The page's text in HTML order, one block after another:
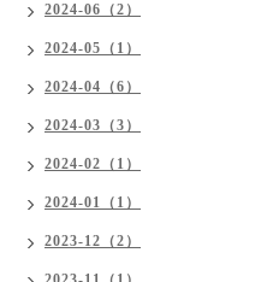
2024-06（2）
2024-05（1）
2024-04（6）
2024-03（3）
2024-02（1）
2024-01（1）
2023-12（2）